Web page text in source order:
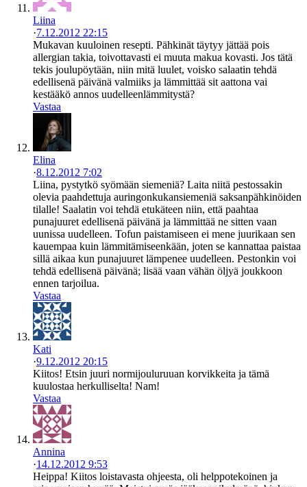
Liina
·7.12.2012 22:15
Mukavan kuuloinen resepti. Pähkinät täytyy jättää pois
allergian takia, toivottavasti ei muuta makua kovasti. Jos tätä
tekis joulupöytään, niin mitä luulet, voisko salaatin tehdä
edellisenä päivänä valmiiks ja lämmittää sit aattona vai
kestääkö annos uudelleenlämmitystä?
Vastaa
Elina
·8.12.2012 7:02
Liina, pystytkö syömään siemeniä? Laita niitä pestossakin
olevia paahdettuja auringonkukansiemeniä saksanpähkinöiden
tilalle! Saalatin voi tehdä etukäteen niin, että paahtaa
punajuuret edellisenä päivänä ja lämmittää ne sitten vaan
uunissa uudelleen. Tofun paistamiseen ei mene juurikaan sen
kauempaa kuin lämmitämiseenkään, joten se kannattaa paistaa
sillä aikaa kun punajuuret lämpenee uudelleen. Pestonkin voi
tehdä edellisenä päivänä; lisää vaan vähän öljyä joukkoon
ennen tarjoilua.
Vastaa
Kati
·9.12.2012 20:15
Kiitos! Etsin juuri normijouluruuan korvikkeita ja tämä
kuulostaa herkulliselta! Nam!
Vastaa
Annina
·14.12.2012 9:53
Heippa! Kiitos loistavasta ohjeesta, oli helppotekoinen ja